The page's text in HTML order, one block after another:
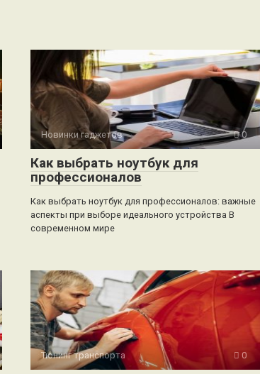
Новинки гаджетов 0
Как выбрать ноутбук для
профессионалов
Как выбрать ноутбук для профессионалов: важные
аспекты при выборе идеального устройства В
современном мире
Тюнинг транспорта 0